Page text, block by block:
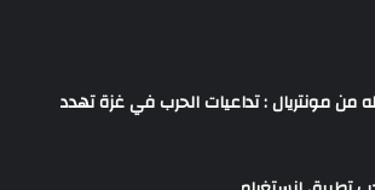
من مونتريال : تداعيات الحرب في غزة تهدد